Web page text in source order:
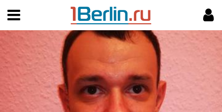
Поиск
Пользовательское соглашение
Правила доски объявлений
МОЙ АККАУНТ
Мои объявления